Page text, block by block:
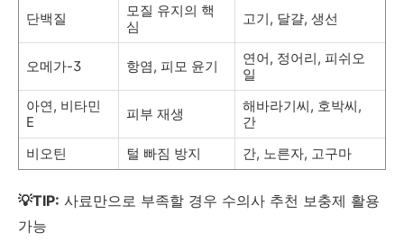
단백질
모질 유지의 핵
심
고기, 달걀, 생선
오메가-3 항염, 피모 윤기
연어, 정어리, 피쉬오
일
아연, 비타민
E
피부 재생
해바라기씨, 호박씨,
간
비오틴
털 빠짐 방지 간, 노른자, 고구마
💡TIP: 사료만으로 부족할 경우 수의사 추천 보충제 활용
가능